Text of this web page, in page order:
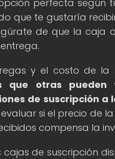
perfecta según
que te gustaría
de que la caja
y el costo de la
que otras pueden
de suscripción a
si el precio de
compensa la
de suscripción